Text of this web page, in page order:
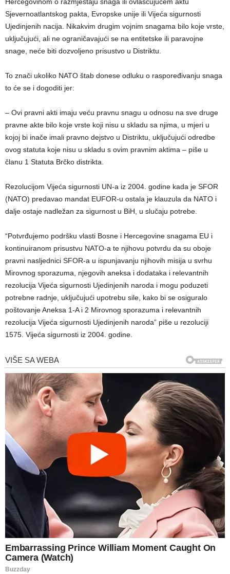
Hercegovinom o razmještaju snaga ili ovlašćujućem aktu
Sjevernoatlantskog pakta, Evropske unije ili Vijeća sigurnosti
Ujedinjenih nacija. Nikakvim drugim vojnim snagama bilo koje vrste,
uključujući, ali ne ograničavajući se na entitetske ili paravojne
snage, neće biti dozvoljeno prisustvo u Distriktu.
To znači ukoliko NATO štab donese odluku o raspoređivanju snaga
to će se i dogoditi jer:
– Ovi pravni akti imaju veću pravnu snagu u odnosu na sve druge
pravne akte bilo koje vrste koji nisu u skladu sa njima, u mjeri u
kojoj bi inače imali pravno dejstvo u Distriktu, uključujući odredbe
ovog statuta koje nisu u skladu s ovim pravnim aktima – piše u
članu 1 Statuta Brčko distrikta.
Rezolucijom Vijeća sigurnosti UN-a iz 2004. godine kada je SFOR
(NATO) predavao mandat EUFOR-u ostala je klauzula da NATO i
dalje ostaje nadležan za sigurnost u BiH, u slučaju potrebe.
“Potvrđujemo podršku vlasti Bosne i Hercegovine snagama EU i
kontinuiranom prisustvu NATO-a te njihovu potvrdu da su oboje
pravni nasljednici SFOR-a u ispunjavanju njihovih misija u svrhu
Mirovnog sporazuma, njegovih aneksa i dodataka i relevantnih
rezolucija Vijeća sigurnosti Ujedinjenih naroda i mogu poduzeti
potrebne radnje, uključujući upotrebu sile, kako bi se osiguralo
poštovanje Aneksa 1-A i 2 Mirovnog sporazuma i relevantnih
rezolucija Vijeća sigurnosti Ujedinjenih naroda” piše u rezoluciji
1575. Vijeća sigurnosti iz 2004. godine.